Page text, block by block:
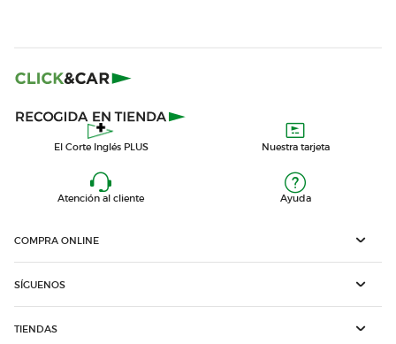
El Corte Inglés PLUS Nuestra tarjeta
Atención al cliente Ayuda
COMPRA ONLINE
SÍGUENOS
TIENDAS